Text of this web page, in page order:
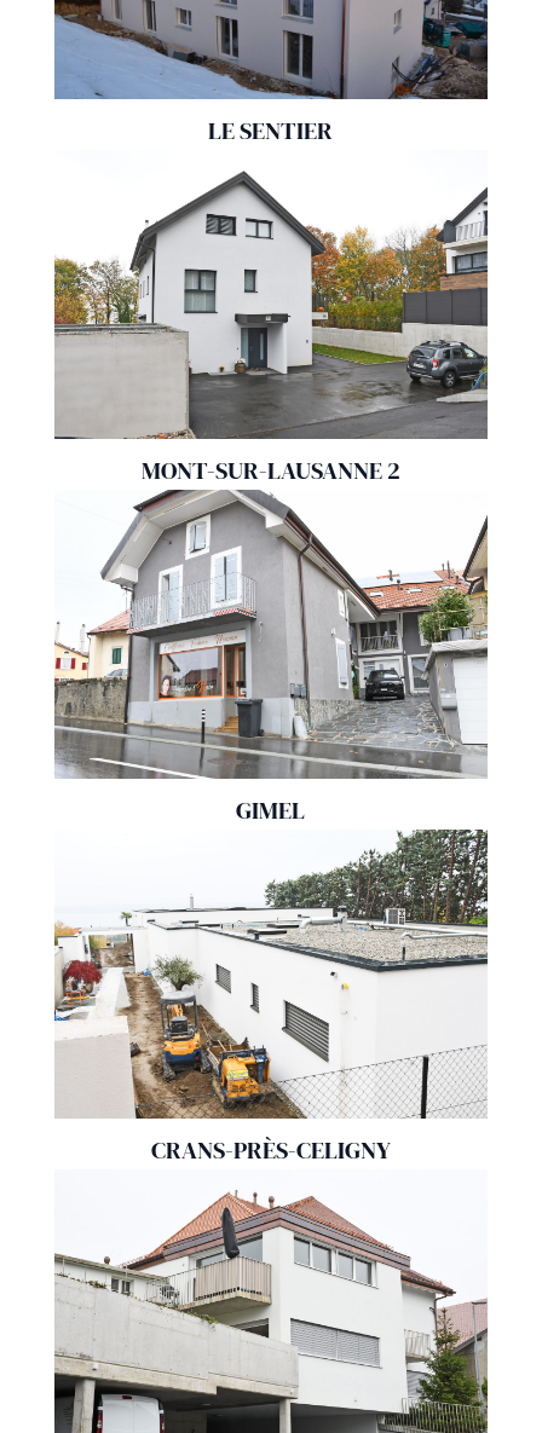
LE SENTIER
MONT-SUR-LAUSANNE 2
GIMEL
CRANS-PRÈS-CELIGNY